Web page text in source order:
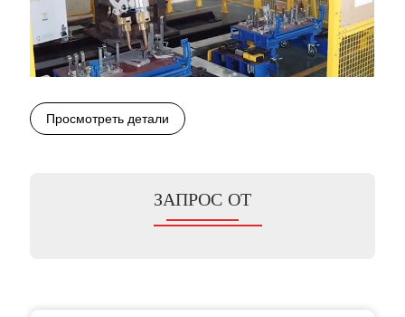
Просмотреть детали
ЗАПРОС ОТ